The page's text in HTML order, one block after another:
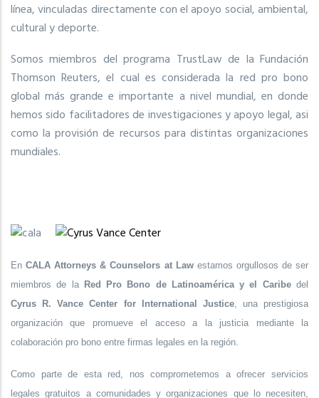
línea, vinculadas directamente con el apoyo social, ambiental,
cultural y deporte.
Somos miembros del programa TrustLaw de la Fundación
Thomson Reuters, el cual es considerada la red pro bono
global más grande e importante a nivel mundial, en donde
hemos sido facilitadores de investigaciones y apoyo legal, asi
como la provisión de recursos para distintas organizaciones
mundiales.
EnCALA Attorneys & Counselors at Lawestamos orgullosos de ser
miembros de la Red Pro Bono de Latinoamérica y el Caribedel
Cyrus R. Vance Center for International Justice, una prestigiosa
organización que promueve el acceso a la justicia mediante la
colaboración pro bono entre firmas legales en la región.
Como parte de esta red, nos comprometemos a ofrecer servicios
legales gratuitos a comunidades y organizaciones que lo necesiten,